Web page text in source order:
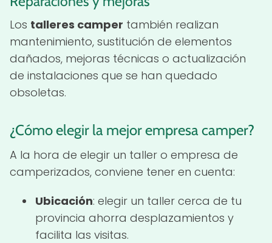
Los talleres camper también realizan
mantenimiento, sustitución de elementos
dañados, mejoras técnicas o actualización
de instalaciones que se han quedado
obsoletas.
¿Cómo elegir la mejor empresa camper?
A la hora de elegir un taller o empresa de
camperizados, conviene tener en cuenta:
Ubicación: elegir un taller cerca de tu
provincia ahorra desplazamientos y
facilita las visitas.